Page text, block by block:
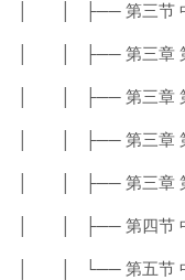
│ │ ├── 第三节 中
│ │ ├── 第三章 第
│ │ ├── 第三章 第
│ │ ├── 第三章 第
│ │ ├── 第三章 第
│ │ ├── 第四节 中
│ │ └── 第五节 中